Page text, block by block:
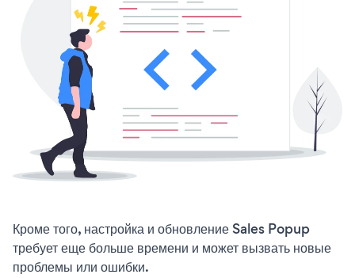
Кроме того, настройка и обновление Sales Popup
требует еще больше времени и может вызвать новые
проблемы или ошибки.